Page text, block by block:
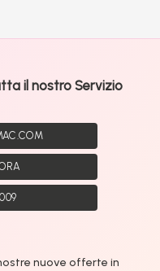
il nostro Servizio
nuove offerte in